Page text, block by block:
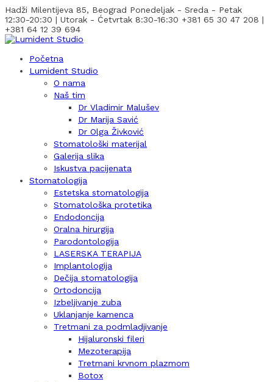
Hadži Milentijeva 85, Beograd Ponedeljak - Sreda - Petak
12:30-20:30 | Utorak - Ćetvrtak 8:30-16:30 +381 65 30 47 208 |
+381 64 12 39 694
Početna
Lumident Studio
O nama
Naš tim
Dr Vladimir Malušev
Dr Marija Savić
Dr Olga Živković
Stomatološki materijal
Galerija slika
Iskustva pacijenata
Stomatologija
Estetska stomatologija
Stomatološka protetika
Endodoncija
Oralna hirurgija
Parodontologija
LASERSKA TERAPIJA
Implantologija
Dečija stomatologija
Ortodoncija
Izbeljivanje zuba
Uklanjanje kamenca
Tretmani za podmladjivanje
Hijaluronski fileri
Mezoterapija
Tretmani krvnom plazmom
Botox